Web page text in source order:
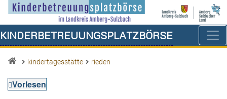
Kinderbetreuungsplatzbörse
kindertagesstätte rieden
Vorlesen